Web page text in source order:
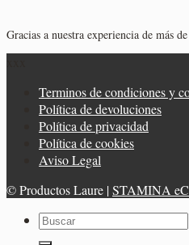
Gracias a nuestra experiencia de más
Terminos de condiciones y
Política de devoluciones
Política de privacidad
Política de cookies
Aviso Legal
© Productos Laure |STAMINA
Buscar
por: